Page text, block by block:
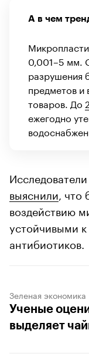
А в чем
0,001–5 мм.
разрушения
предметов и
товаров. До
ежегодно
выяснили ,
воздействию
устойчивыми
антибиотиков.
Зеленая экономика
Ученые
выделяет